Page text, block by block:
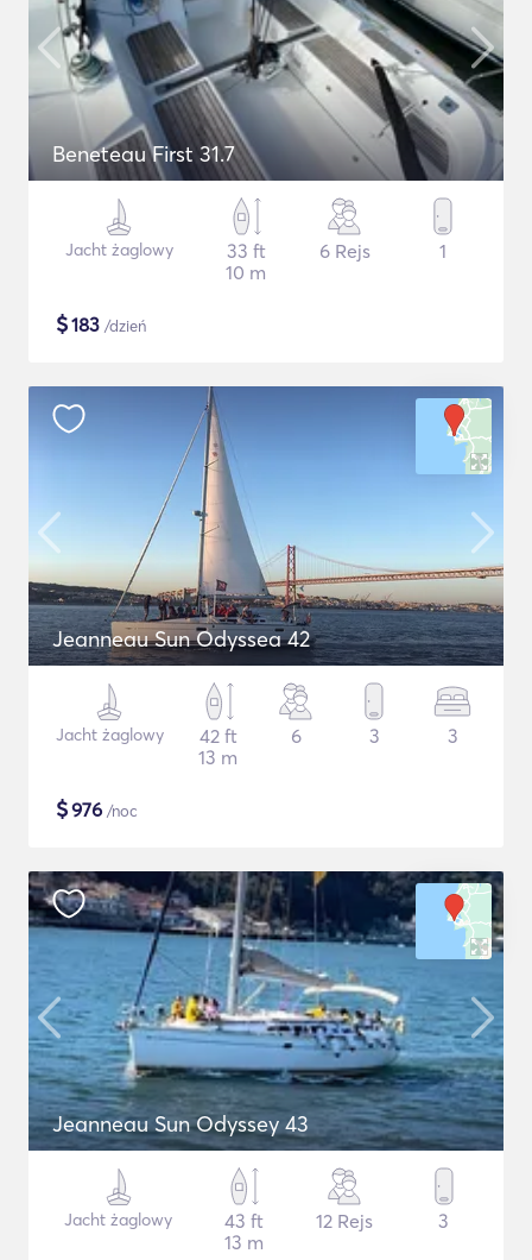
Beneteau First 31.7
Jacht żaglowy
33 ft
10 m
6 Rejs 1
$183 /dzień
Jeanneau Sun Odyssea 42
Jacht żaglowy
42 ft
13 m
6 3 3
$976 /noc
Jeanneau Sun Odyssey 43
Jacht żaglowy
43 ft
13 m
12 Rejs 3